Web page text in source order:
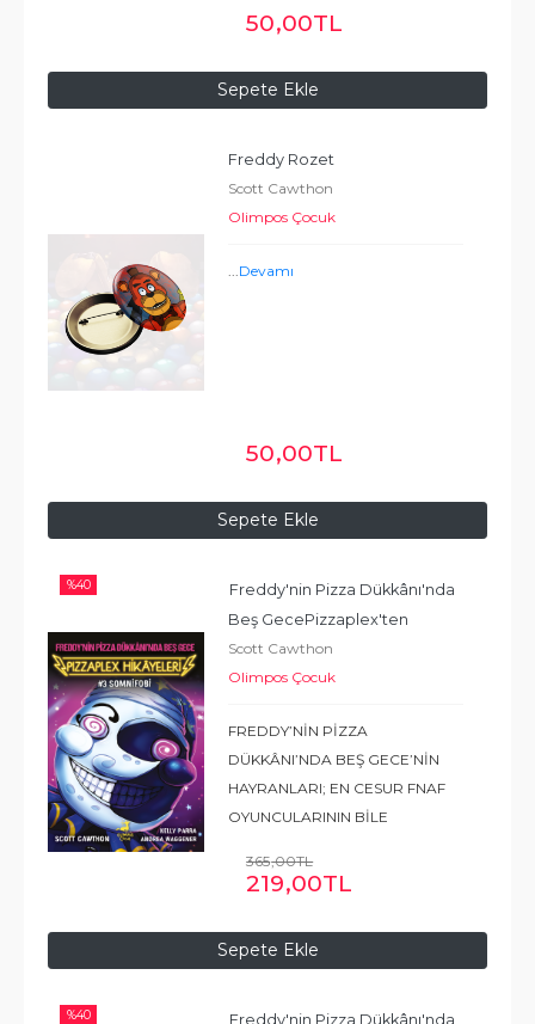
Sepete Ekle
50,00TL
Sepete Ekle
Freddy Rozet
Scott Cawthon
Olimpos Çocuk
...Devamı
50,00TL
%40
Sepete Ekle
Freddy'nin Pizza Dükkânı'nda
Beş GecePizzaplex'ten
Hikâyeler #3 : Somnifobi
Scott Cawthon
Olimpos Çocuk
FREDDY’NİN PİZZA
DÜKKÂNI’NDA BEŞ GECE’NİN
HAYRANLARI; EN CESUR FNAF
OYUNCULARININ BİLE
KAÇIRACAK, DEHŞET VERİCİ ÜÇ
KOLEKSİYONU ELLERİNDEN
BIRAKMAK İSTEMEYECEKLER!
365,00TL
219,00TL
%40 Freddy'nin Pizza Dükkânı'nda